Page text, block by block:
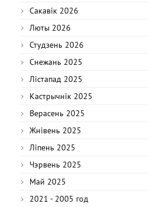
Сакавік 2026
Люты 2026
Студзень 2026
Снежань 2025
Лістапад 2025
Кастрычнік 2025
Верасень 2025
Жнівень 2025
Ліпень 2025
Чэрвень 2025
Май 2025
2021 - 2005 год